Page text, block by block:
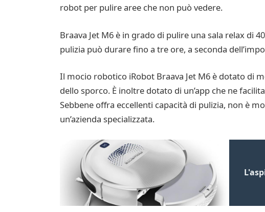
robot per pulire aree che non può vedere.
Braava Jet M6 è in grado di pulire una sala relax di
pulizia può durare fino a tre ore, a seconda
Il mocio robotico iRobot Braava Jet M6 è dotato di
dello sporco. È inoltre dotato di un’app che ne
Sebbene offra eccellenti capacità di pulizia, non è
un’azienda specializzata.